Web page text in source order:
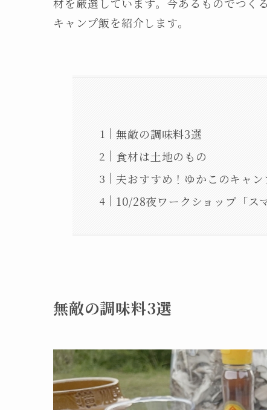
キャンプ飯を紹介します。
無敵の調味料3選
食材は土地のもの
夫おすすめ！ゆかこのキャン
10/28夜ワークショップ「ス
無敵の調味料3選